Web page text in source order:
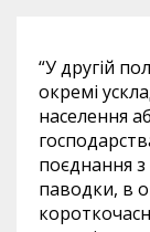
“У другій
окремі
населення
поєднання
паводки, в